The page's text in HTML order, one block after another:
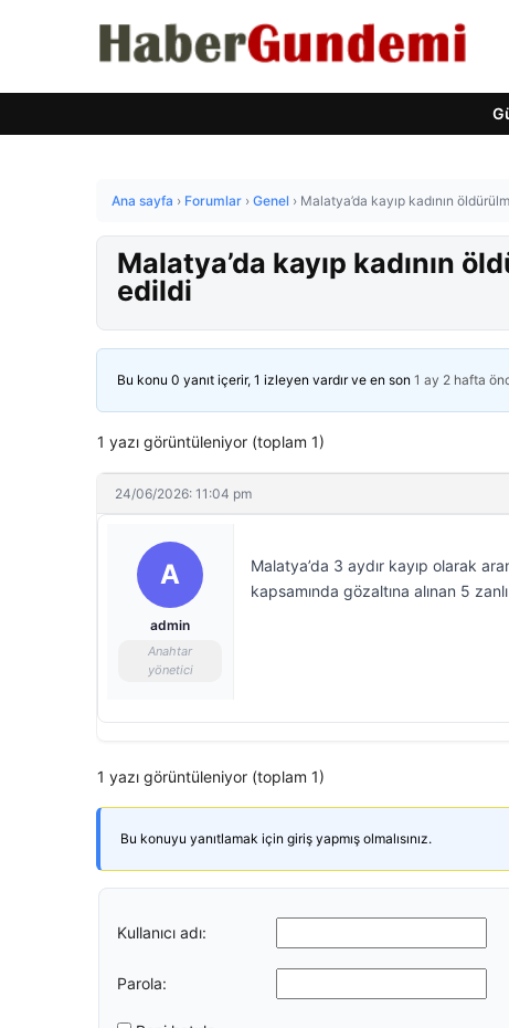
Ana sayfa › Forumlar › Genel › Malatya’da kayıp kadının
Malatya’da kayıp kadının
edildi
Bu konu 0 yanıt içerir, 1 izleyen vardır ve en son 1 ay 2 hafta
1 yazı görüntüleniyor (toplam 1)
24/06/2026: 11:04 pm
A
admin
Anahtar
yönetici
Malatya’da 3 aydır kayıp olarak
kapsamında gözaltına alınan 5
1 yazı görüntüleniyor (toplam 1)
Bu konuyu yanıtlamak için giriş yapmış olmalısınız.
Kullanıcı adı:
Parola: